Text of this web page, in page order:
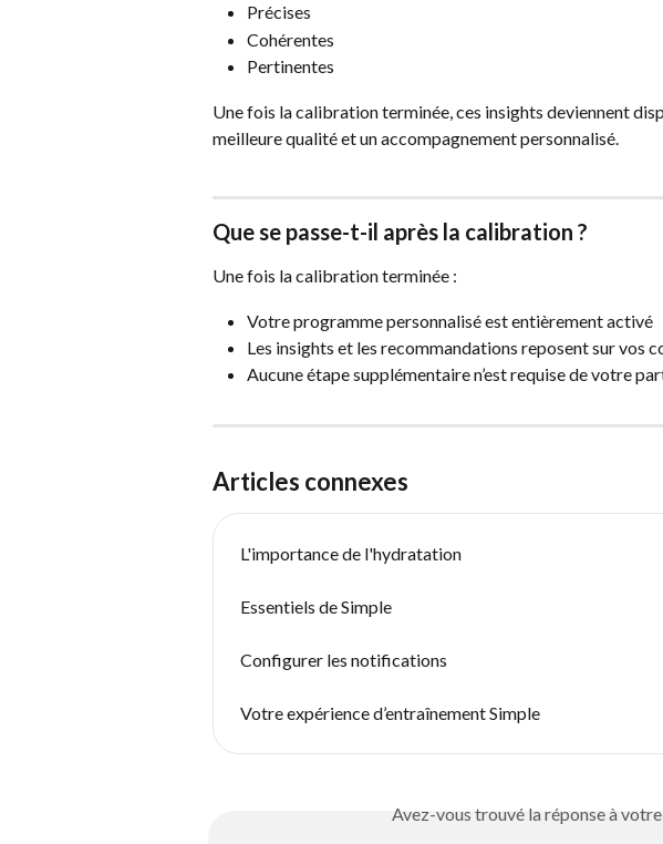
Précises
Cohérentes
Pertinentes
Une fois la calibration terminée, ces insights deviennent
meilleure qualité et un accompagnement personnalisé.
Que se passe-t-il après la calibration ?
Une fois la calibration terminée :
Votre programme personnalisé est entièrement activé
Les insights et les recommandations reposent sur vos
Aucune étape supplémentaire n’est requise de votre
Articles connexes
L'importance de l'hydratation
Essentiels de Simple
Configurer les notifications
Votre expérience d’entraînement Simple
Avez-vous trouvé la réponse à